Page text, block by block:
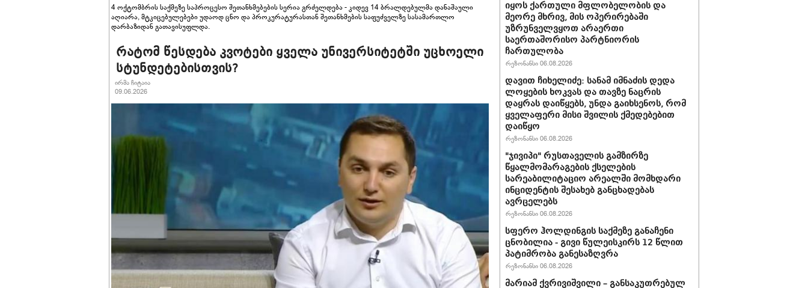
4 ოქტომბრის საქმეზე საპროცესო შეთანხმებების სერია გრძელდება - კიდევ 14 ბრალდებულმა დანაშაული
აღიარა, მტკიცებულებები უდაოდ ცნო და პროკურატურასთან შეთანხმების საფუძველზე სასამართლო
დარბაზიდან გათავისუფლდა.
რატომ წესდება კვოტები ყველა უნივერსიტეტში უცხოელი
სტუნდეტებისთვის?
ირმა ჩიტაია
09.06.2026
იყოს ქართული მფლობელობის და
მეორე მხრივ, მის ოპერირებაში
უზრუნველვყოთ არაერთი
საერთაშორისო პარტნიორის
ჩართულობა
რეზონანსი 06.08.2026
დავით ჩიხელიძე: სანამ იმნაძის დედა
ლოყების ხოკვას და თავზე ნაცრის
დაყრას დაიწყებს, უნდა გაიხსენოს, რომ
ყველაფერი მისი შვილის ქმედებებით
დაიწყო
რეზონანსი 06.08.2026
"ჯივიპი" რუსთაველის გამზირზე
წყალმომარაგების ქსელების
სარეაბილიტაციო არეალში მომხდარი
ინციდენტის შესახებ განცხადებას
ავრცელებს
რეზონანსი 06.08.2026
სფერო ჰოლდინგის საქმეზე განაჩენი
ცნობილია - გივი წულეისკირს 12 წლით
პატიმრობა განესაზღვრა
რეზონანსი 06.08.2026
მარიამ ქვრივიშვილი – განსაკუთრებულ